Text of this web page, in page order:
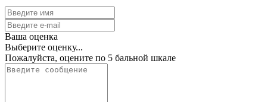
Ваша оценка
Выберите оценку...
Пожалуйста, оцените по 5 бальной шкале